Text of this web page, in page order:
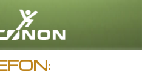
Dansk
Deutsch